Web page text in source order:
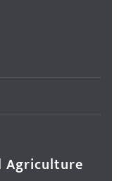
Agriculture